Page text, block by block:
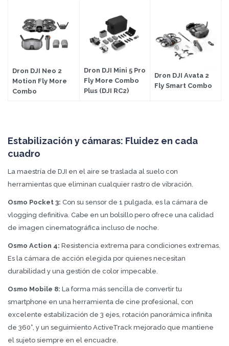
Dron DJI Neo 2
Motion Fly More
Combo
Dron DJI Mini 5 Pro
Fly More Combo
Plus (DJI RC2)
Dron DJI Avata 2
Fly Smart Combo
Estabilización y cámaras: Fluidez en cada
cuadro
La maestría de DJI en el aire se traslada al suelo con
herramientas que eliminan cualquier rastro de vibración.
Osmo Pocket 3: Con su sensor de 1 pulgada, es la cámara de
vlogging definitiva. Cabe en un bolsillo pero ofrece una calidad
de imagen cinematográfica incluso de noche.
Osmo Action 4: Resistencia extrema para condiciones extremas.
Es la cámara de acción elegida por quienes necesitan
durabilidad y una gestión de color impecable.
Osmo Mobile 8: La forma más sencilla de convertir tu
smartphone en una herramienta de cine profesional, con
excelente estabilización de 3 ejes, rotación panorámica infinita
de 360°, y un seguimiento ActiveTrack mejorado que mantiene
el sujeto siempre en el encuadre.